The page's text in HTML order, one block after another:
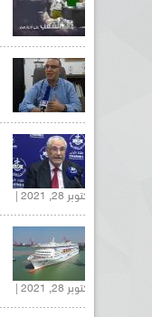
أكتوبر 28, 2021 |
أكتوبر 28, 2021 |